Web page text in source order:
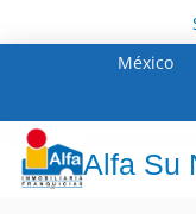
México
Alfa Su